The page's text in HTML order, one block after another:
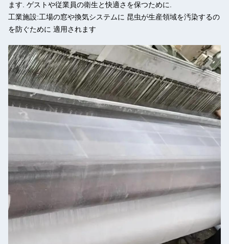
ます. ゲストや従業員の衛生と快適さを保つために.
工業施設:工場の窓や換気システムに 昆虫が生産領域を汚染するの
を防ぐために 適用されます